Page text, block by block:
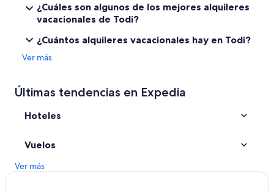
Apartamentos en San Terenciano
Hoteles haciendas en Gualdo Cattaneo
Villas en Grutti
Hoteles en Pantalla
Hoteles con spa en Melezzole
¿Cuáles son algunos de los mejores alquileres
vacacionales de Todi?
¿Cuántos alquileres vacacionales hay en Todi?
Ver más
Últimas tendencias en Expedia
Hoteles
Vuelos
Ver más